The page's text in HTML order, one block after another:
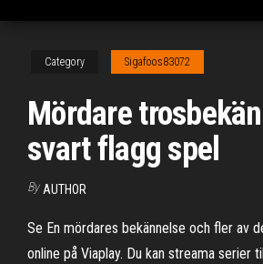
Category Sigafoos83072
Mördare
svart flagg spel
By AUTHOR
Se En mördares bekännelse och fler av
online på Viaplay. Du kan streama serier